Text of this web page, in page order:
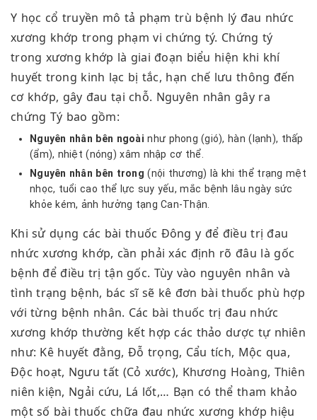
Y học cổ truyền mô tả phạm trù bệnh lý đau nhức
xương khớp trong phạm vi chứng tý. Chứng tý
trong xương khớp là giai đoạn biểu hiện khi khí
huyết trong kinh lạc bị tắc, hạn chế lưu thông đến
cơ khớp, gây đau tại chỗ. Nguyên nhân gây ra
chứng Tý bao gồm:
Nguyên nhân bên ngoài như phong (gió), hàn (lạnh), thấp
(ẩm), nhiệt (nóng) xâm nhập cơ thể.
Nguyên nhân bên trong (nội thương) là khi thể trạng mệt
nhọc, tuổi cao thể lực suy yếu, mắc bệnh lâu ngày sức
khỏe kém, ảnh hưởng tạng Can-Thận.
Khi sử dụng các bài thuốc Đông y để điều trị đau
nhức xương khớp, cần phải xác định rõ đâu là gốc
bệnh để điều trị tận gốc. Tùy vào nguyên nhân và
tình trạng bệnh, bác sĩ sẽ kê đơn bài thuốc phù hợp
với từng bệnh nhân. Các bài thuốc trị đau nhức
xương khớp thường kết hợp các thảo dược tự nhiên
như: Kê huyết đằng, Đỗ trọng, Cẩu tích, Mộc qua,
Độc hoạt, Ngưu tất (Cỏ xước), Khương Hoàng, Thiên
niên kiện, Ngải cứu, Lá lốt,… Bạn có thể tham khảo
một số bài thuốc chữa đau nhức xương khớp hiệu